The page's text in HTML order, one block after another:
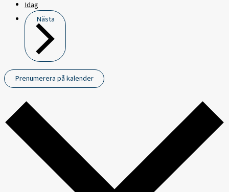
Idag
Nästa
Prenumerera på kalender